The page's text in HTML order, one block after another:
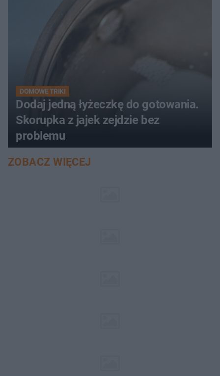
DOMOWE TRIKI
Dodaj jedną łyżeczkę do gotowania.
Skorupka z jajek zejdzie bez
problemu
ZOBACZ WIĘCEJ